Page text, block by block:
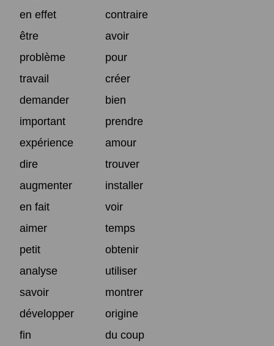
en effet
contraire
être
avoir
problème
pour
travail
créer
demander
bien
important
prendre
expérience
amour
dire
trouver
augmenter
installer
en fait
voir
aimer
temps
petit
obtenir
analyse
utiliser
savoir
montrer
développer
origine
fin
du coup